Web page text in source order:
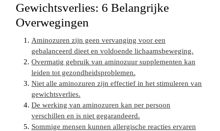
Gewichtsverlies: 6 Belangrijke
Overwegingen
Aminozuren zijn geen vervanging voor een
gebalanceerd dieet en voldoende lichaamsbeweging.
Overmatig gebruik van aminozuur supplementen kan
leiden tot gezondheidsproblemen.
Niet alle aminozuren zijn effectief in het stimuleren van
gewichtsverlies.
De werking van aminozuren kan per persoon
verschillen en is niet gegarandeerd.
Sommige mensen kunnen allergische reacties ervaren